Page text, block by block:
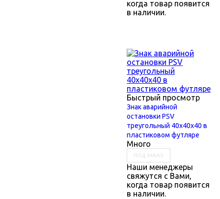
когда товар появится
в наличии.
Быстрый просмотр
Знак аварийной
остановки PSV
треугольный 40х40х40 в
пластиковом футляре
Много
ПОД ЗАКАЗ
Наши менеджеры
свяжутся с Вами,
когда товар появится
в наличии.